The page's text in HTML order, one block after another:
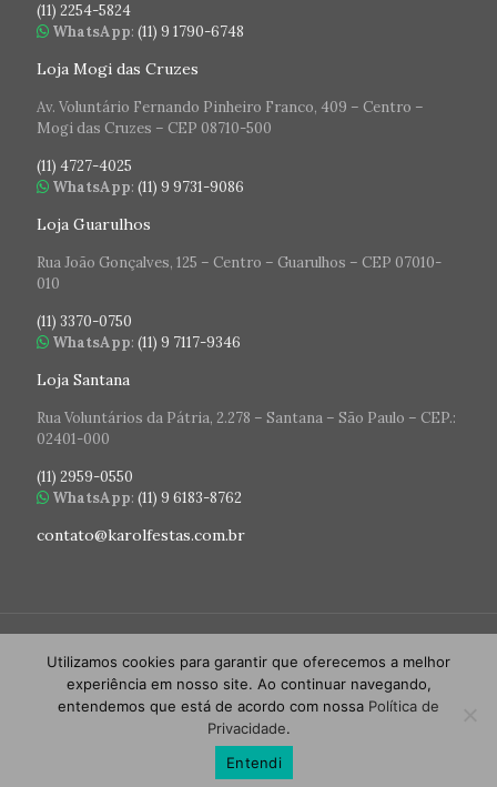
(11) 2254-5824
WhatsApp: (11) 9 1790-6748
Loja Mogi das Cruzes
Av. Voluntário Fernando Pinheiro Franco, 409 – Centro –
Mogi das Cruzes – CEP 08710-500
(11) 4727-4025
WhatsApp: (11) 9 9731-9086
Loja Guarulhos
Rua João Gonçalves, 125 – Centro – Guarulhos – CEP 07010-
010
(11) 3370-0750
WhatsApp: (11) 9 7117-9346
Loja Santana
Rua Voluntários da Pátria, 2.278 – Santana – São Paulo – CEP.:
02401-000
(11) 2959-0550
WhatsApp: (11) 9 6183-8762
contato@karolfestas.com.br
© 2026 Karol Festas. Todos os direitos reservados.
Desenvolvido porWSato Comunicação
Utilizamos cookies para garantir que oferecemos a melhor
experiência em nosso site. Ao continuar navegando,
entendemos que está de acordo com nossa Política de
Privacidade.
Entendi